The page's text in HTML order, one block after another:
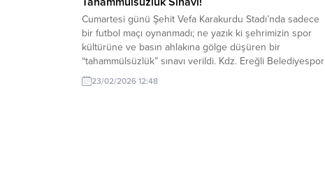
Cumartesi günü Şehit Vefa Karakurdu Stadı’nda sadece
bir futbol maçı oynanmadı; ne yazık ki şehrimizin spor
kültürüne ve basın ahlakına gölge düşüren bir
“tahammülsüzlük” sınavı verildi. Kdz. Ereğli Belediyespor
ile 52 Orduspor arasındaki mücadelenin 82. dakikasında
yaşananlar, skor tabelasındaki rakamlardan çok daha
23/02/2026 12:48